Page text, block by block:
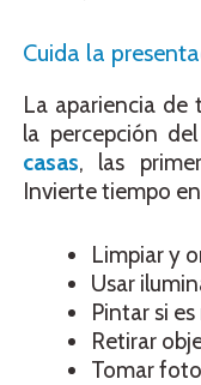
Cuida la
La apariencia de
la percepción
casas, las
Invierte tiempo
Limpiar y
Usar
Pintar si
Retirar
Tomar